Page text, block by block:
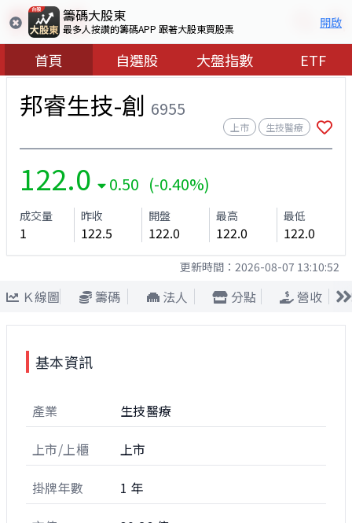
籌碼大股東
最多人按讚的籌碼APP 跟著大股東買股票 開啟
首頁 自選股 大盤指數 ETF
邦睿生技-創 6955
上市 生技醫療
122.0 0.50 (-0.40%)
成交量
1
昨收
122.5
開盤
122.0
最高
122.0
最低
122.0
更新時間： 2026-08-07 13:10:52
Ｋ線圖 籌碼 法人 分點 營收
基本資訊
產業 生技醫療
上市/上櫃 上市
掛牌年數 1 年